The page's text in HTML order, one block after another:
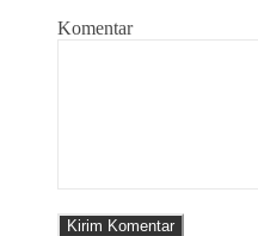
Komentar